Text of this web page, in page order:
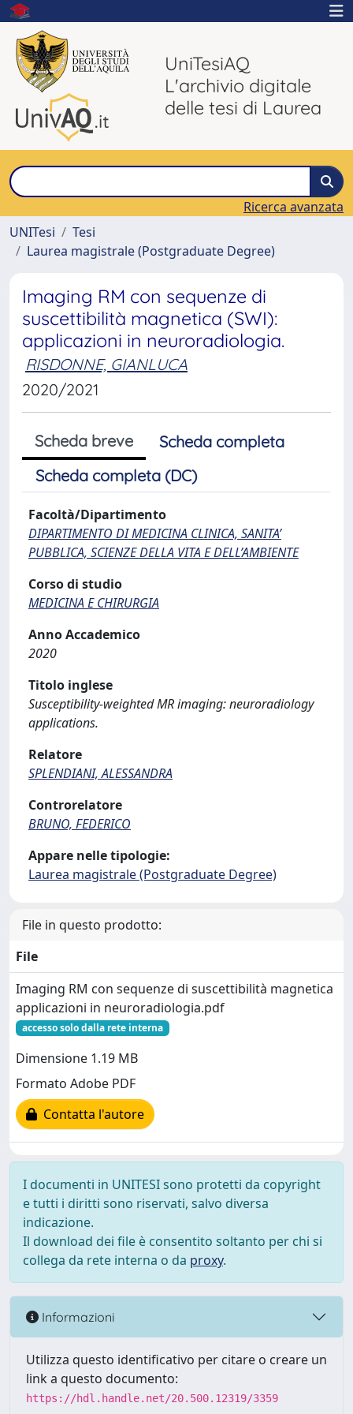
UniTesiAQ
L'archivio digitale
delle tesi di Laurea
Ricerca avanzata
UNITesi
Tesi
Laurea magistrale (Postgraduate Degree)
Imaging RM con sequenze di
suscettibilità magnetica (SWI):
applicazioni in neuroradiologia.
RISDONNE, GIANLUCA
2020/2021
Scheda breve
Scheda completa
Scheda completa (DC)
Facoltà/Dipartimento
DIPARTIMENTO DI MEDICINA CLINICA, SANITA’
PUBBLICA, SCIENZE DELLA VITA E DELL’AMBIENTE
Corso di studio
MEDICINA E CHIRURGIA
Anno Accademico
2020
Titolo inglese
Susceptibility-weighted MR imaging: neuroradiology
applications.
Relatore
SPLENDIANI, ALESSANDRA
Controrelatore
BRUNO, FEDERICO
Appare nelle tipologie:
Laurea magistrale (Postgraduate Degree)
File in questo prodotto:
File
Imaging RM con sequenze di suscettibilità magnetica
applicazioni in neuroradiologia.pdf
accesso solo dalla rete interna
Dimensione 1.19 MB
Formato Adobe PDF
Contatta l'autore
I documenti in UNITESI sono protetti da copyright
e tutti i diritti sono riservati, salvo diversa
indicazione.
Il download dei file è consentito soltanto per chi si
collega da rete interna o da proxy.
Informazioni
Utilizza questo identificativo per citare o creare un
link a questo documento:
https://hdl.handle.net/20.500.12319/3359